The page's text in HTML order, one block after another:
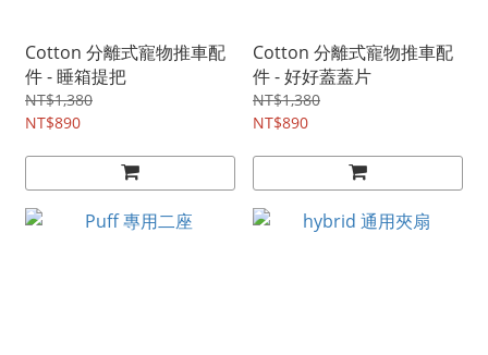
Cotton 分離式寵物推車配
件 - 睡箱提把
NT$1,380
NT$890
Cotton 分離式寵物推車配
件 - 好好蓋蓋片
NT$1,380
NT$890